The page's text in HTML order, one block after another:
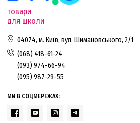
товари
для школи
04074, м. Київ, вул. Шимановського, 2/1
(068) 418-61-24
(093) 974-66-94
(095) 987-29-55
МИ В СОЦМЕРЕЖАХ: